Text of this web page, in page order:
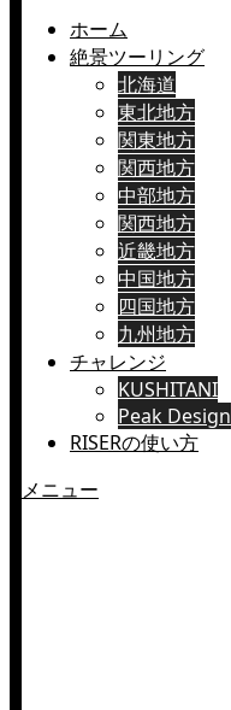
ホーム
絶景ツーリング
北海道
東北地方
関東地方
関西地方
中部地方
関西地方
近畿地方
中国地方
四国地方
九州地方
チャレンジ
KUSHITANI
Peak Design
RISERの使い方
メニュー